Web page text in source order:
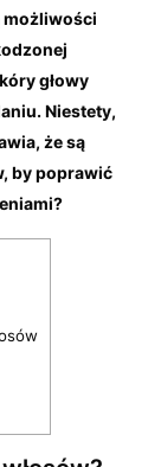
możliwości
głowy
Niestety,
że są
by poprawić